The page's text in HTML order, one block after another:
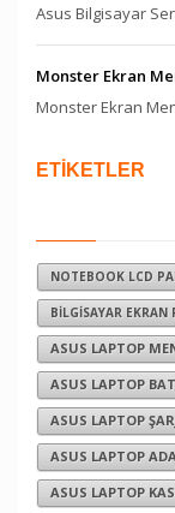
Asus Bilgisayar
Monster Ekran
Monster Ekran
ETİKETLER
NOTEBOOK LCD
BILGISAYAR EKRAN
ASUS LAPTOP
ASUS LAPTOP
ASUS LAPTOP
ASUS LAPTOP
ASUS LAPTOP